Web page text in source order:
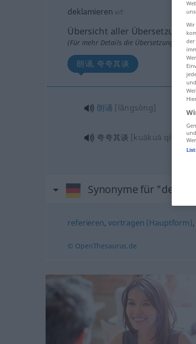
deklamieren v/t
Übersicht aller Übersetzungen
(Für mehr Details die Übersetzung
朗诵, 夸夸其谈
朗诵 [lǎngsòng]
夸夸其谈 [kuākuā qítán]
Synonyme für
referieren,vortragen (Hauptform)
© OpenThesaurus.de
der